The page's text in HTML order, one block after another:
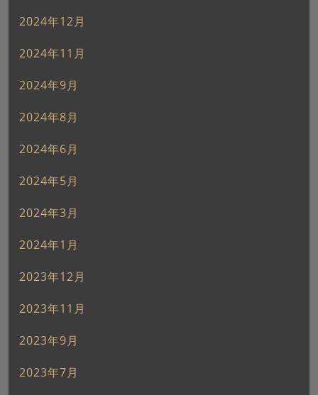
2024年12月
2024年11月
2024年9月
2024年8月
2024年6月
2024年5月
2024年3月
2024年1月
2023年12月
2023年11月
2023年9月
2023年7月